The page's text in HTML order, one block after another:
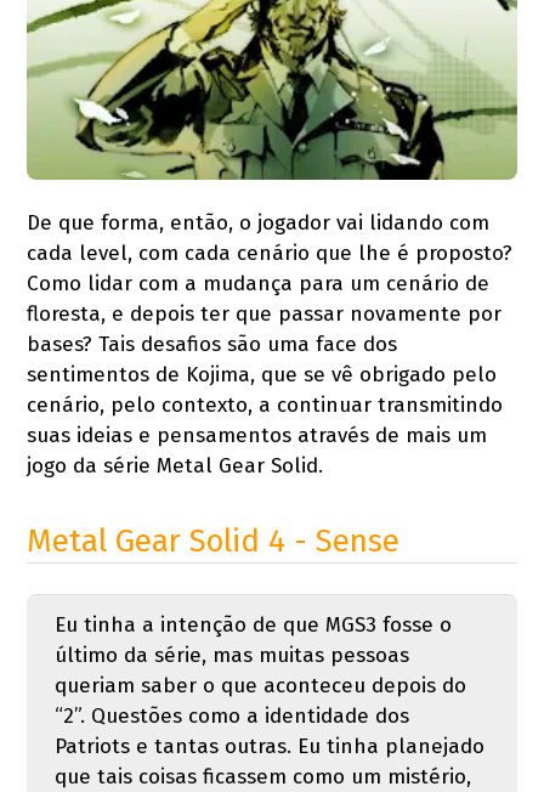
De que forma, então, o jogador vai lidando com
cada level, com cada cenário que lhe é proposto?
Como lidar com a mudança para um cenário de
floresta, e depois ter que passar novamente por
bases? Tais desafios são uma face dos
sentimentos de Kojima, que se vê obrigado pelo
cenário, pelo contexto, a continuar transmitindo
suas ideias e pensamentos através de mais um
jogo da série Metal Gear Solid.
Metal Gear Solid 4 - Sense
Eu tinha a intenção de que MGS3 fosse o
último da série, mas muitas pessoas
queriam saber o que aconteceu depois do
“2”. Questões como a identidade dos
Patriots e tantas outras. Eu tinha planejado
que tais coisas ficassem como um mistério,